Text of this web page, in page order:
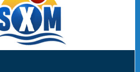
Noche - Pick 3 Pick 4